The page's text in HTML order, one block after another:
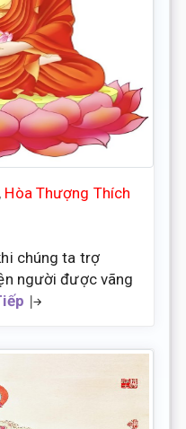
, Hòa Thượng Thích
chúng ta trợ
người được vãng